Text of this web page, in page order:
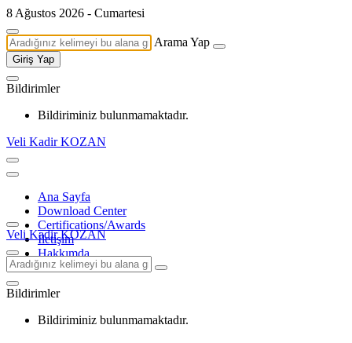
8 Ağustos 2026 - Cumartesi
Arama Yap
Giriş Yap
Bildirimler
Bildiriminiz bulunmamaktadır.
Veli Kadir KOZAN
Ana Sayfa
Download Center
Certifications/Awards
İletişim
Hakkımda
Veli Kadir KOZAN
Bildirimler
Bildiriminiz bulunmamaktadır.